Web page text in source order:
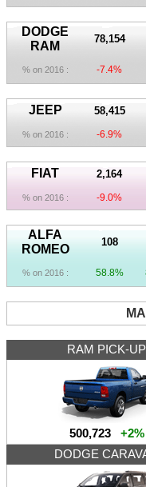
DODGE
RAM
78,154
% on 2016 : -7.4%
JEEP 58,415
% on 2016 : -6.9%
FIAT 2,164
% on 2016 : -9.0%
ALFA
ROMEO
108
% on 2016 : 58.8%
RAM PICK-UP
500,723+2%
DODGE